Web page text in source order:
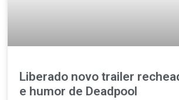
Liberado novo trailer
e humor de Deadpool